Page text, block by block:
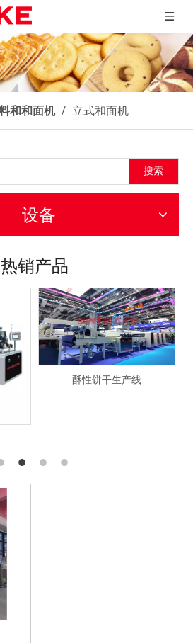
和和面机 / 立式和面机
搜索
设备
热销产品
酥性饼干生产线